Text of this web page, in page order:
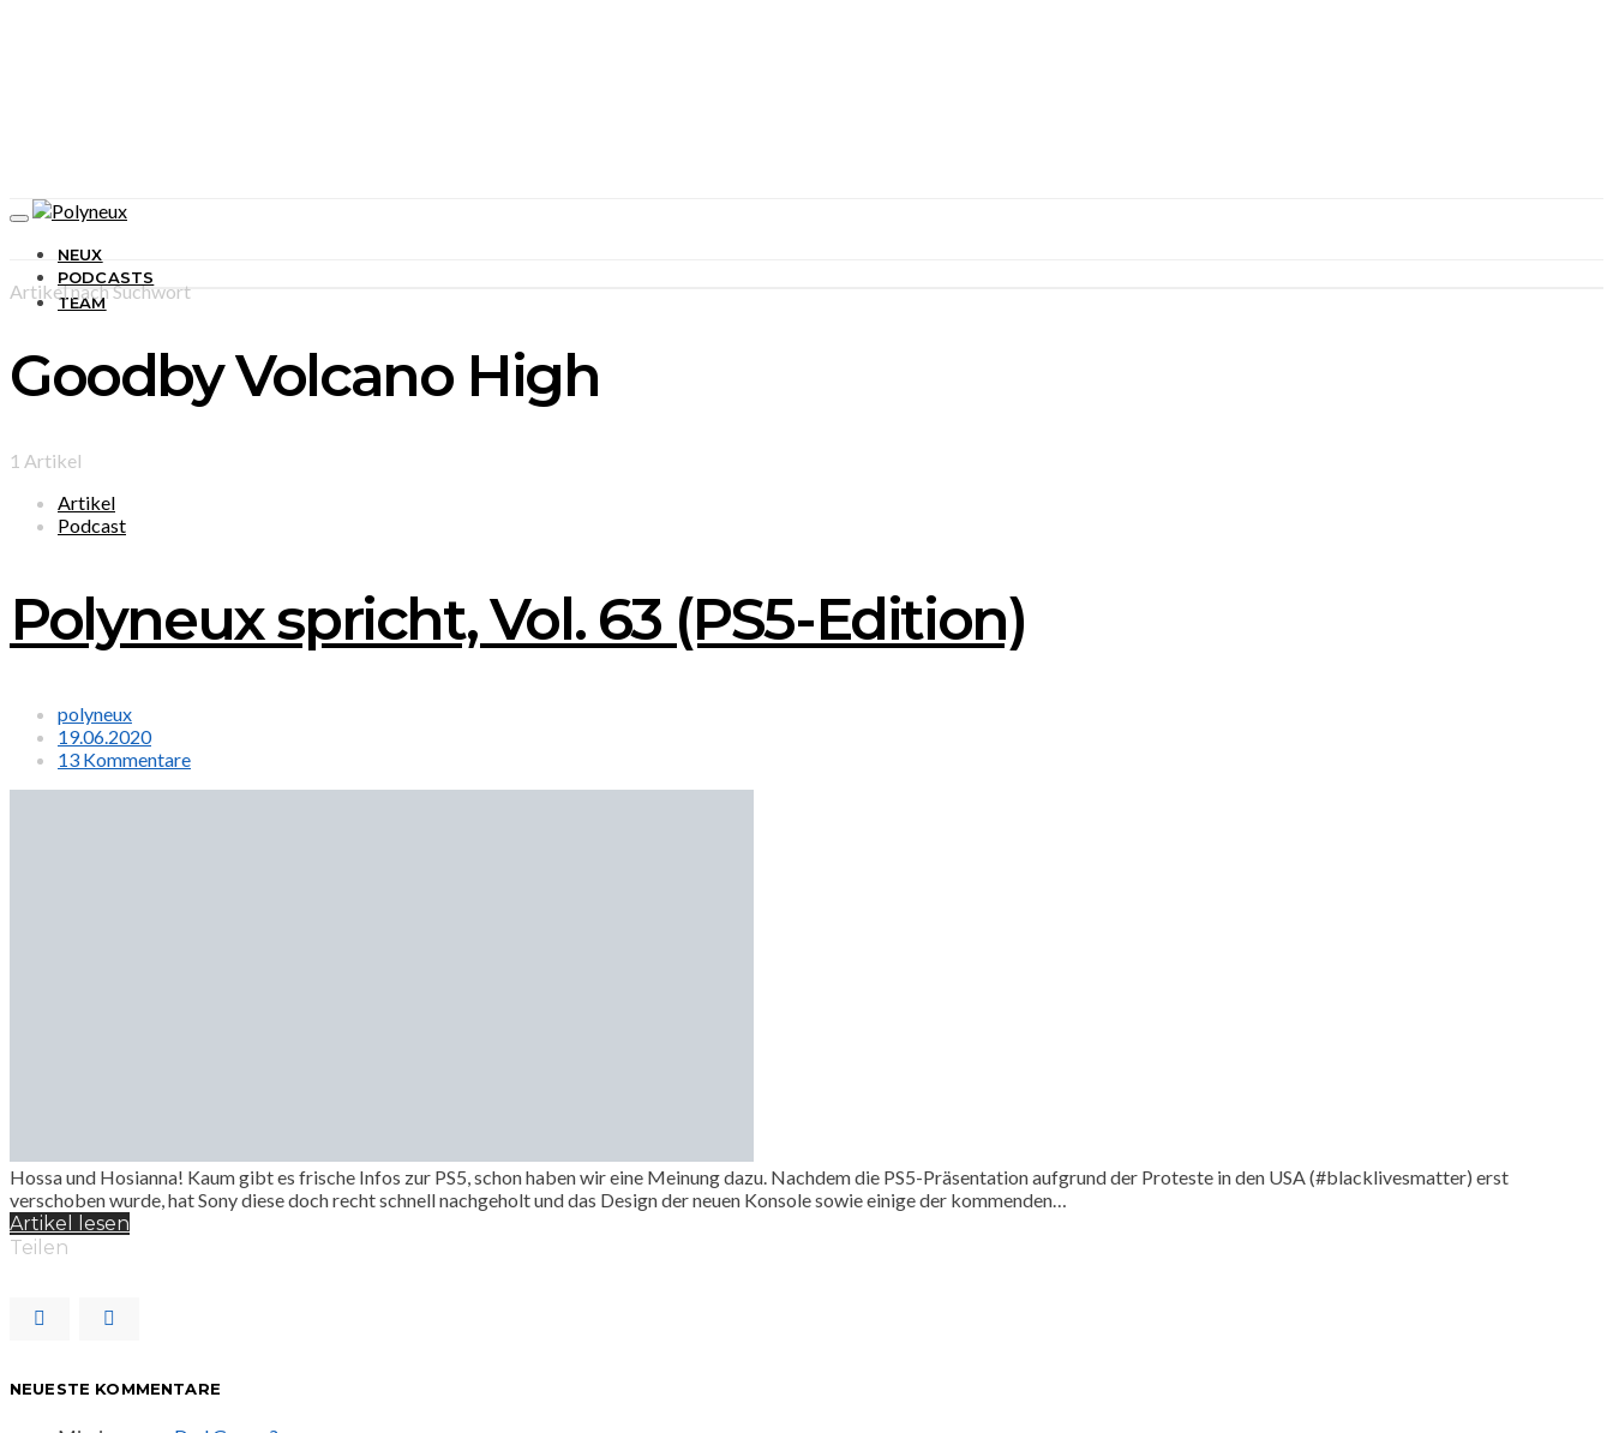
NEUX
PODCASTS
TEAM
Artikel nach Suchwort
Goodby Volcano High
1 Artikel
Artikel
Podcast
Polyneux spricht, Vol. 63 (PS5-Edition)
polyneux
19.06.2020
13 Kommentare
Hossa und Hosianna! Kaum gibt es frische Infos zur PS5, schon haben wir eine Meinung dazu. Nachdem die PS5-Präsentation aufgrund der Proteste in den USA (#blacklivesmatter) erst
verschoben wurde, hat Sony diese doch recht schnell nachgeholt und das Design der neuen Konsole sowie einige der kommenden…
Artikel lesen
Teilen
NEUESTE KOMMENTARE